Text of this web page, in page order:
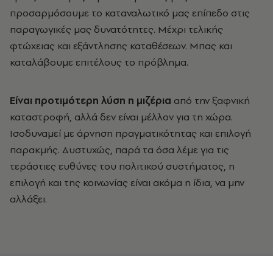
προσαρμόσουμε το καταναλωτικό μας επίπεδο στις
παραγωγικές μας δυνατότητες. Μέχρι τελικής
φτώχειας και εξάντλησης καταθέσεων. Μπας και
καταλάβουμε επιτέλους το πρόβλημα.
Είναι προτιμότερη λύση η μιζέρια από την ξαφνική
καταστροφή, αλλά δεν είναι μέλλον για τη χώρα.
Ισοδυναμεί με άρνηση πραγματικότητας και επιλογή
παρακμής. Δυστυχώς, παρά τα όσα λέμε για τις
τεράστιες ευθύνες του πολιτικού συστήματος, η
επιλογή και της κοινωνίας είναι ακόμα η ίδια, να μην
αλλάξει.